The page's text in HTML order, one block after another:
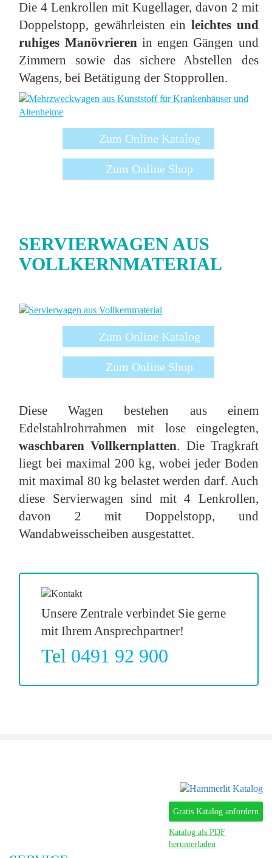
Die 4 Lenkrollen mit Kugellager, davon 2 mit
Doppelstopp, gewährleisten einleichtes und
ruhiges Manövrieren in engen Gängen und
Zimmern sowie das sichere Abstellen des
Wagens, bei Betätigung der Stopprollen.
Zum Online Katalog
Zum Online Shop
SERVIERWAGEN AUS
VOLLKERNMATERIAL
Zum Online Katalog
Zum Online Shop
Diese Wagen bestehen aus einem
Edelstahlrohrrahmen mit lose eingelegten,
waschbaren Vollkernplatten. Die Tragkraft
liegt bei maximal 200 kg, wobei jeder Boden
mit maximal 80 kg belastet werden darf. Auch
diese Servierwagen sind mit 4 Lenkrollen,
davon 2 mit Doppelstopp, und
Wandabweisscheiben ausgestattet.
Unsere Zentrale verbindet Sie gerne
mit Ihrem Ansprechpartner!
Tel 0491 92 900
Gratis Katalog anfordern
Katalog als PDF
herunterladen